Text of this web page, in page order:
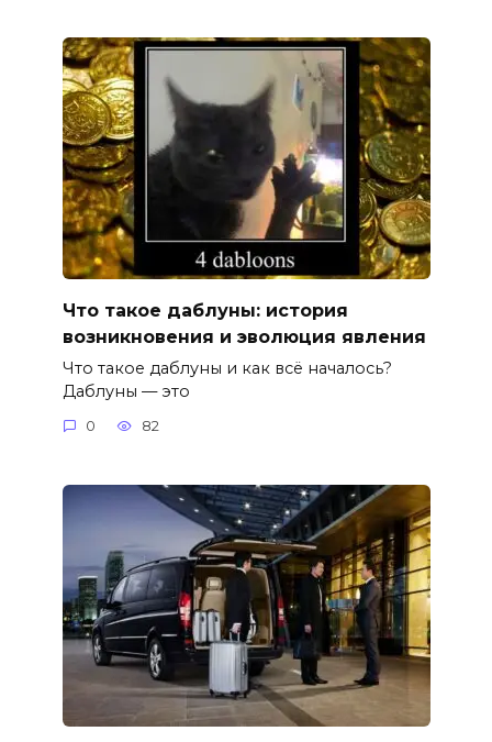
Что такое даблуны: история
возникновения и эволюция явления
Что такое даблуны и как всё началось?
Даблуны — это
0 82